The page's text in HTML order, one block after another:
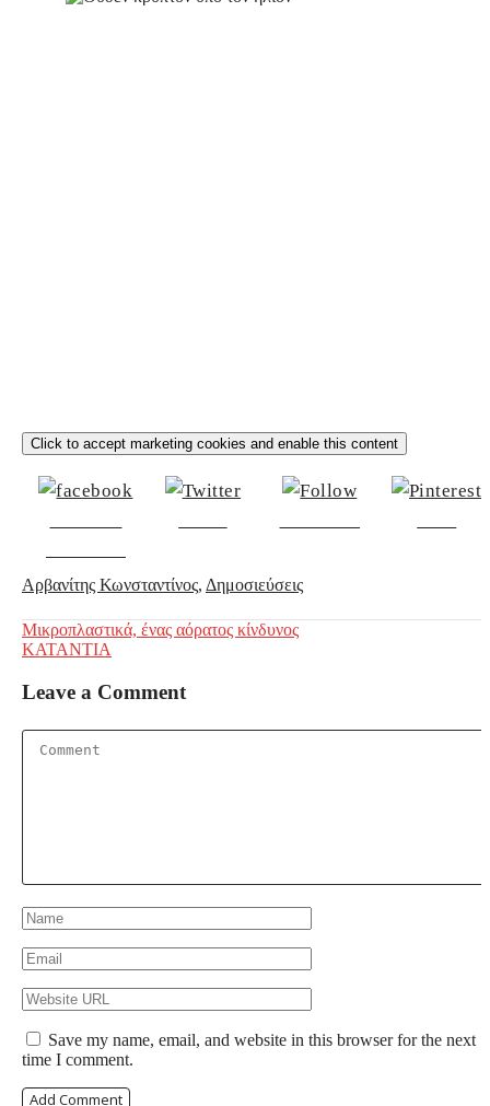
Click to accept marketing cookies and enable this content
Αρβανίτης Κωνσταντίνος, Δημοσιεύσεις
Post
navigation
Μικροπλαστικά, ένας αόρατος κίνδυνος
ΚΑΤΑΝΤΙΑ
Leave a Comment
Save my name, email, and website in this browser for the next
time I comment.